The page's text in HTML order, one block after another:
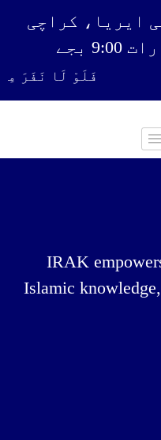
فَلَوْ لَا نَفَرَ
IRAK
Islamic